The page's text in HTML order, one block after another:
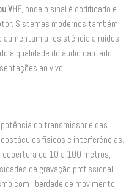
VHF, onde o sinal é codificado e
Sistemas modernos também
aumentam a resistência a ruídos
a qualidade do áudio captado
ao vivo.
do transmissor e das
físicos e interferências.
de 10 a 100 metros,
de gravação profissional,
com liberdade de movimento.